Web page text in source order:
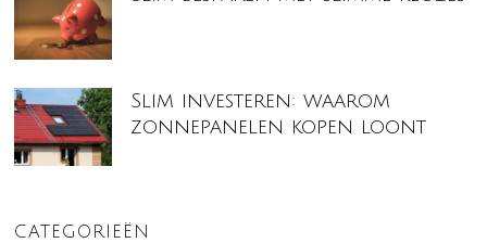
Slim investeren: waarom
zonnepanelen kopen loont
CATEGORIEËN